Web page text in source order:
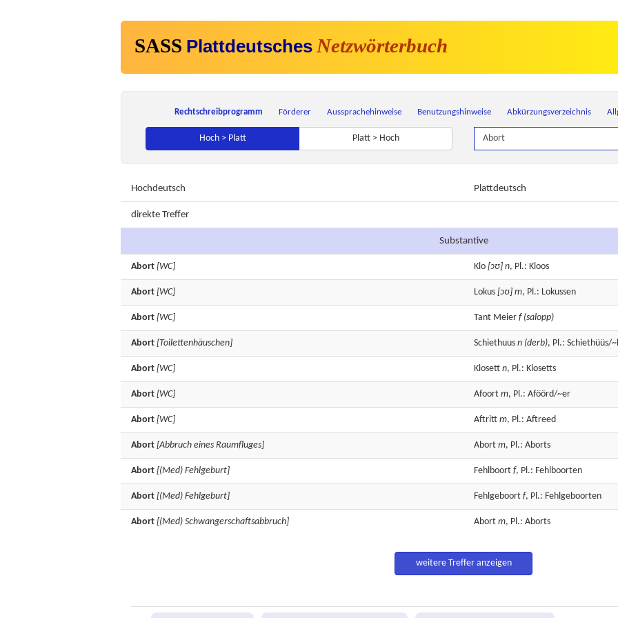
SASS Plattdeutsches Netzwörterbuch
Rechtschreibprogramm Förderer Aussprachehinweise Benutzungshinweise Abkürzungsverzeichnis
Hoch > Platt Platt > Hoch
Hochdeutsch Plattdeutsch
direkte Treffer
Substantive
Abort [WC] Klo [ɔʊ] n, Pl.: Kloos
Abort [WC] Lokus [ɔʊ] m, Pl.: Lokussen
Abort [WC] Tant Meier f (salopp)
Abort [Toilettenhäuschen] Schiethuus n (derb), Pl.: Schiethüüs/
Abort [WC] Klosett n, Pl.: Klosetts
Abort [WC] Afoort m, Pl.: Aföörd/~er
Abort [WC] Aftritt m, Pl.: Aftreed
Abort [Abbruch eines Raumfluges] Abort m, Pl.: Aborts
Abort [(Med) Fehlgeburt] Fehlboort f, Pl.: Fehlboorten
Abort [(Med) Fehlgeburt] Fehlgeboort f, Pl.: Fehlgeboorten
Abort [(Med) Schwangerschaftsabbruch] Abort m, Pl.: Aborts
weitere Treffer anzeigen